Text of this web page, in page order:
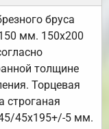
бруса
мм. 150х200
толщине
Торцевая
строганая
45х195+/-5 мм.